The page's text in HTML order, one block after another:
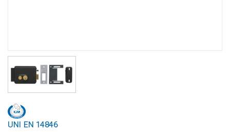
UNI EN 14846